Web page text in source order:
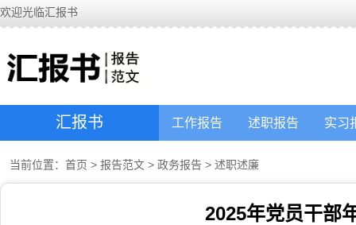
欢迎光临汇报书
汇报书 工作报告 述职报告 实习
当前位置： 首页 > 报告范文 > 政务报告 > 述职述廉
2025年党员干部